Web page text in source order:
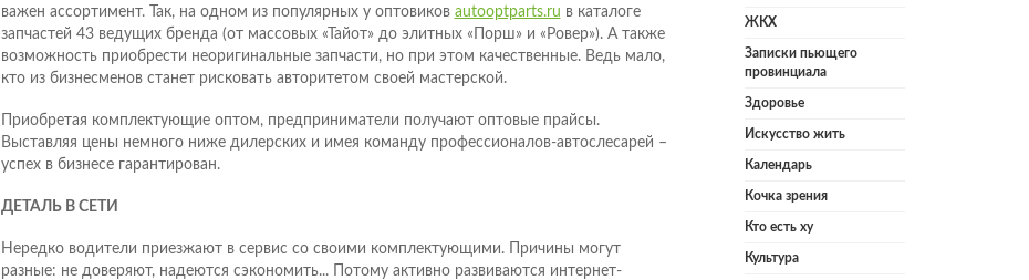
важен ассортимент. Так, на одном из популярных у оптовиков autooptparts.ru в каталоге
запчастей 43 ведущих бренда (от массовых «Тайот» до элитных «Порш» и «Ровер»). А также
возможность приобрести неоригинальные запчасти, но при этом качественные. Ведь мало,
кто из бизнесменов станет рисковать авторитетом своей мастерской.
Приобретая комплектующие оптом, предприниматели получают оптовые прайсы.
Выставляя цены немного ниже дилерских и имея команду профессионалов-автослесарей –
успех в бизнесе гарантирован.
ДЕТАЛЬ В СЕТИ
Нередко водители приезжают в сервис со своими комплектующими. Причины могут
разные: не доверяют, надеются сэкономить... Потому активно развиваются интернет-
ЖКХ
Записки пьющего
провинциала
Здоровье
Искусство жить
Календарь
Кочка зрения
Кто есть ху
Культура